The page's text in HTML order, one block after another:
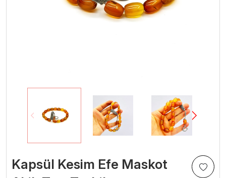
Kapsül Kesim Efe Maskot